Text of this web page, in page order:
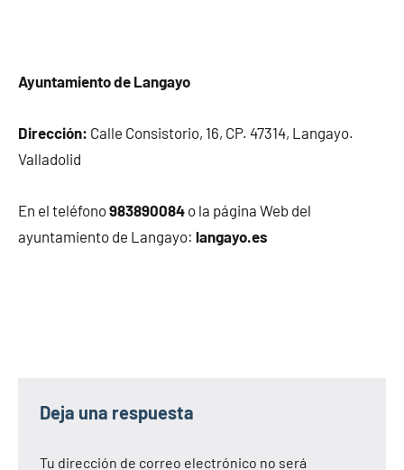
Ayuntamiento de Langayo
Dirección: Calle Consistorio, 16, CP. 47314, Langayo.
Valladolid
En el teléfono983890084 o la página Web del
ayuntamiento de Langayo: langayo.es
Deja una respuesta
Tu dirección de correo electrónico no será